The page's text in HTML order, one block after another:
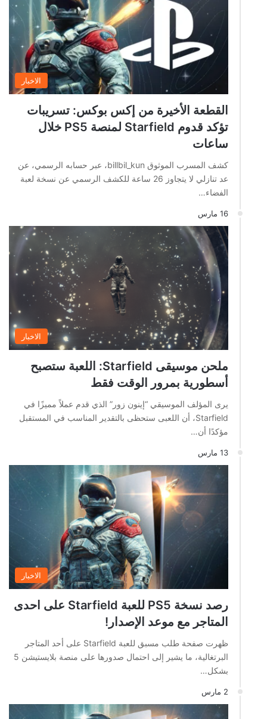
الاخبار
القطعة الأخيرة من إكس بوكس: تسريبات
تؤكد قدوم Starfield لمنصة PS5 خلال
ساعات
كشف المسرب الموثوق billbil_kun، عبر حسابه الرسمي، عن
عد تنازلي لا يتجاوز 26 ساعة للكشف الرسمي عن نسخة لعبة
الفضاء…
16 مارس
الاخبار
ملحن موسيقى Starfield: اللعبة ستصبح
أسطورية بمرور الوقت فقط
يرى المؤلف الموسيقي “إينون زور” الذي قدم عملاً مميزًا في
Starfield، أن اللعبى ستحظى بالتقدير المناسب في المستقبل
مؤكدًا أن…
13 مارس
الاخبار
رصد نسخة PS5 للعبة Starfield على احدى
المتاجر مع موعد الإصدار!
ظهرت صفحة طلب مسبق للعبة Starfield على أحد المتاجر
البرتغالية، ما يشير إلى احتمال صدورها على منصة بلايستيشن 5
بشكل…
2 مارس